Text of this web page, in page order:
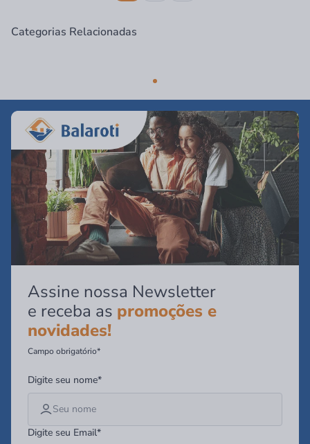
Categorias Relacionadas
Assine nossa Newsletter
e receba as promoções e
novidades!
Campo obrigatório*
Digite seu nome*
Digite seu Email*